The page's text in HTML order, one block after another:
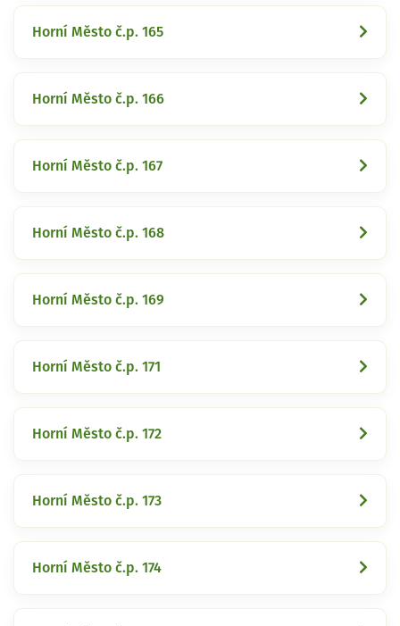
Horní Město č.p. 165
Horní Město č.p. 166
Horní Město č.p. 167
Horní Město č.p. 168
Horní Město č.p. 169
Horní Město č.p. 171
Horní Město č.p. 172
Horní Město č.p. 173
Horní Město č.p. 174